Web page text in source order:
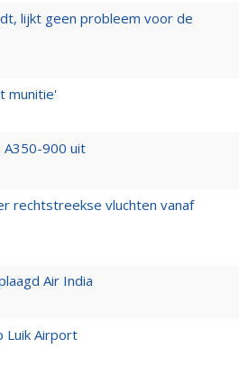
lijkt geen probleem voor de
munitie'
A350-900 uit
rechtstreekse vluchten vanaf
Air India
Luik Airport